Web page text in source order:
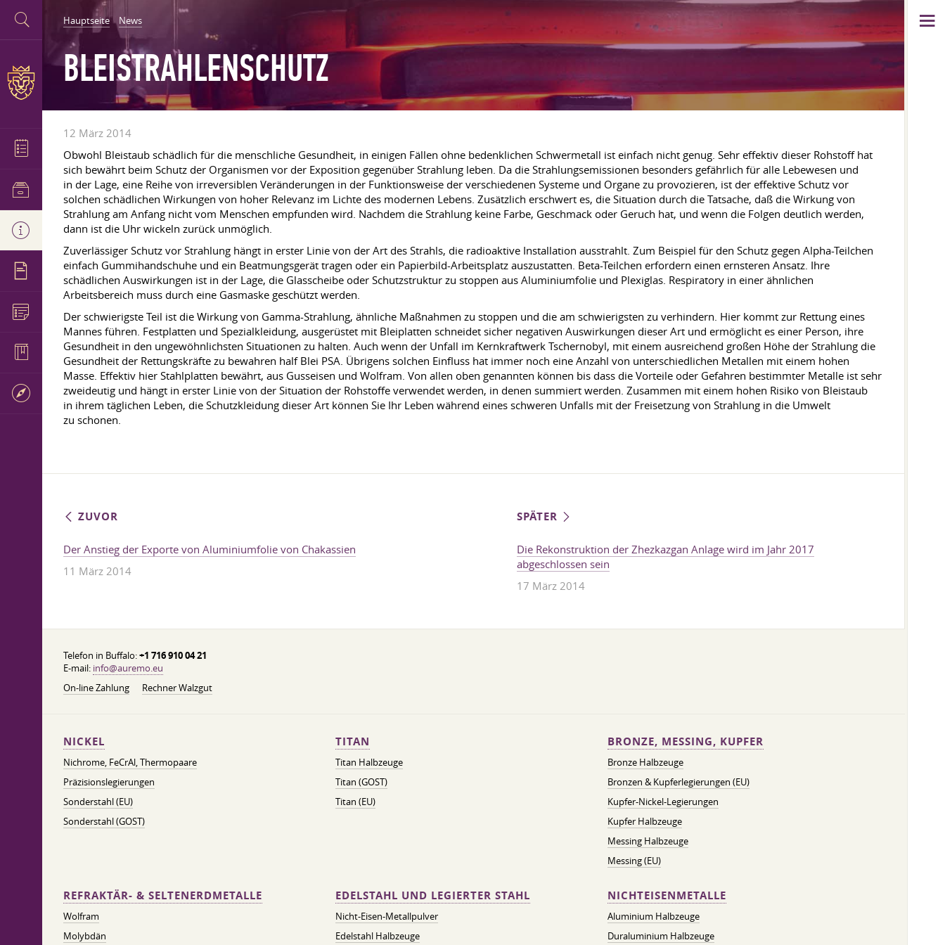
Hauptseite News
BLEISTRAHLENSCHUTZ
12 März 2014
Obwohl Bleistaub schädlich für die menschliche Gesundheit, in einigen Fällen ohne bedenklichen Schwermetall ist einfach nicht genug. Sehr effektiv dieser Rohstoff hat
sich bewährt beim Schutz der Organismen vor der Exposition gegenüber Strahlung leben. Da die Strahlungsemissionen besonders gefährlich für alle Lebewesen und
in der Lage, eine Reihe von irreversiblen Veränderungen in der Funktionsweise der verschiedenen Systeme und Organe zu provozieren, ist der effektive Schutz vor
solchen schädlichen Wirkungen von hoher Relevanz im Lichte des modernen Lebens. Zusätzlich erschwert es, die Situation durch die Tatsache, daß die Wirkung von
Strahlung am Anfang nicht vom Menschen empfunden wird. Nachdem die Strahlung keine Farbe, Geschmack oder Geruch hat, und wenn die Folgen deutlich werden,
dann ist die Uhr wickeln zurück unmöglich.
Zuverlässiger Schutz vor Strahlung hängt in erster Linie von der Art des Strahls, die radioaktive Installation ausstrahlt. Zum Beispiel für den Schutz gegen Alpha-Teilchen
einfach Gummihandschuhe und ein Beatmungsgerät tragen oder ein Papierbild-Arbeitsplatz auszustatten. Beta-Teilchen erfordern einen ernsteren Ansatz. Ihre
schädlichen Auswirkungen ist in der Lage, die Glasscheibe oder Schutzstruktur zu stoppen aus Aluminiumfolie und Plexiglas. Respiratory in einer ähnlichen
Arbeitsbereich muss durch eine Gasmaske geschützt werden.
Der schwierigste Teil ist die Wirkung von Gamma-Strahlung, ähnliche Maßnahmen zu stoppen und die am schwierigsten zu verhindern. Hier kommt zur Rettung eines
Mannes führen. Festplatten und Spezialkleidung, ausgerüstet mit Bleiplatten schneidet sicher negativen Auswirkungen dieser Art und ermöglicht es einer Person, ihre
Gesundheit in den ungewöhnlichsten Situationen zu halten. Auch wenn der Unfall im Kernkraftwerk Tschernobyl, mit einem ausreichend großen Höhe der Strahlung die
Gesundheit der Rettungskräfte zu bewahren half Blei PSA. Übrigens solchen Einfluss hat immer noch eine Anzahl von unterschiedlichen Metallen mit einem hohen
Masse. Effektiv hier Stahlplatten bewährt, aus Gusseisen und Wolfram. Von allen oben genannten können bis dass die Vorteile oder Gefahren bestimmter Metalle ist sehr
zweideutig und hängt in erster Linie von der Situation der Rohstoffe verwendet werden, in denen summiert werden. Zusammen mit einem hohen Risiko von Bleistaub
in ihrem täglichen Leben, die Schutzkleidung dieser Art können Sie Ihr Leben während eines schweren Unfalls mit der Freisetzung von Strahlung in die Umwelt
zu schonen.
ZUVOR
Der Anstieg der Exporte von Aluminiumfolie von Chakassien
11 März 2014
SPÄTER
Die Rekonstruktion der Zhezkazgan Anlage wird im Jahr 2017
abgeschlossen sein
17 März 2014
Telefon in Buffalo:+1 716 910 04 21
E-mail: info@auremo.eu
On-line Zahlung
Rechner Walzgut
NICKEL
Nichrome, FeСrAl, ​​Thermopaare
Präzisionslegierungen
Sonderstahl (EU)
Sonderstahl (GOST)
TITAN
Titan Halbzeuge
Titan (GOST)
Titan (EU)
BRONZE, MESSING, KUPFER
Bronze Halbzeuge
Bronzen & Kupferlegierungen (EU)
Kupfer-Nickel-Legierungen
Kupfer Halbzeuge
Messing Halbzeuge
Messing (EU)
REFRAKTÄR- & SELTENERDMETALLE
Wolfram
Molybdän
EDELSTAHL UND LEGIERTER STAHL
Nicht-Eisen-Metallpulver
Edelstahl Halbzeuge
NICHTEISENMETALLE
Aluminium Halbzeuge
Duraluminium Halbzeuge